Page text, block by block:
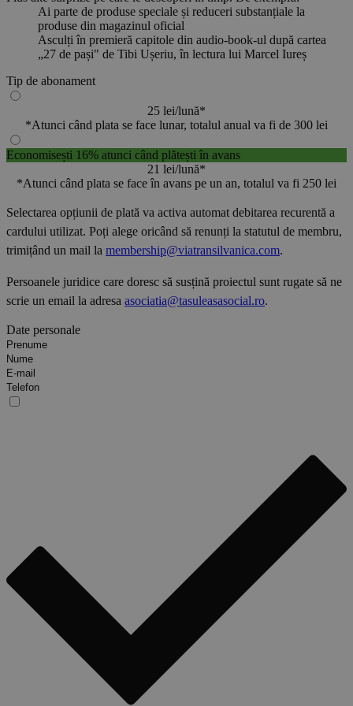
Ai parte de produse speciale și reduceri substanțiale la
produse din magazinul oficial
Asculți în premieră capitole din audio-book-ul după cartea
„27 de pași" de Tibi Ușeriu, în lectura lui Marcel Iureș
Tip de abonament
25 lei/lună*
*Atunci când plata se face lunar, totalul anual va fi de 300 lei
Economisești 16% atunci când plătești în avans
21 lei/lună*
*Atunci când plata se face în avans pe un an, totalul va fi 250 lei
Selectarea opțiunii de plată va activa automat debitarea recurentă a
cardului utilizat. Poți alege oricând să renunți la statutul de membru,
trimițând un mail la membership@viatransilvanica.com.
Persoanele juridice care doresc să susțină proiectul sunt rugate să ne
scrie un email la adresa asociatia@tasuleasasocial.ro.
Date personale